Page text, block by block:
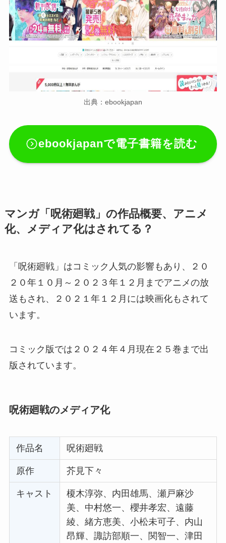
出典：ebookjapan
ebookjapanで電子書籍を読む
マンガ「呪術廻戦」の作品概要、アニメ
化、メディア化はされてる？
「呪術廻戦」はコミック人気の影響もあり、２０
２０年１０月～２０２３年１２月までアニメの放
送もされ、２０２１年１２月には映画化もされて
います。
コミック版では２０２４年４月現在２５巻まで出
版されています。
呪術廻戦のメディア化
作品名 呪術廻戦
原作 芥見下々
キャスト
榎木淳弥、内田雄馬、瀬戸麻沙
美、中村悠一、櫻井孝宏、遠藤
綾、緒方恵美、小松未可子、内山
昂輝、諏訪部順一、関智一、津田